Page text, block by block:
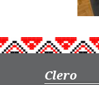
Clero